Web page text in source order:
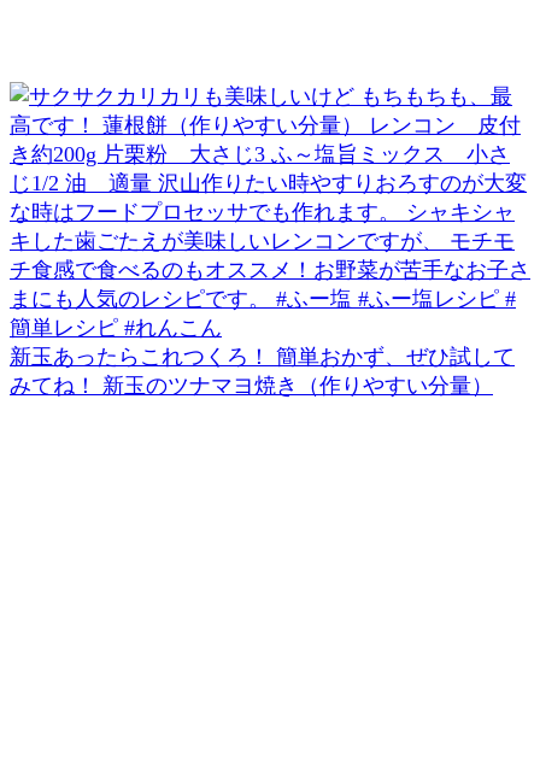
新玉あったらこれつくろ！ 簡単おかず、ぜひ試して
みてね！ 新玉のツナマヨ焼き（作りやすい分量）